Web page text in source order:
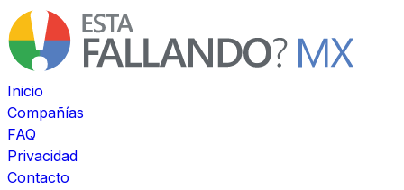
Inicio
Compañías
FAQ
Privacidad
Contacto